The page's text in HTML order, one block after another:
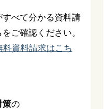
べて分かる資料請
ご確認ください。
資料請求はこち
策の